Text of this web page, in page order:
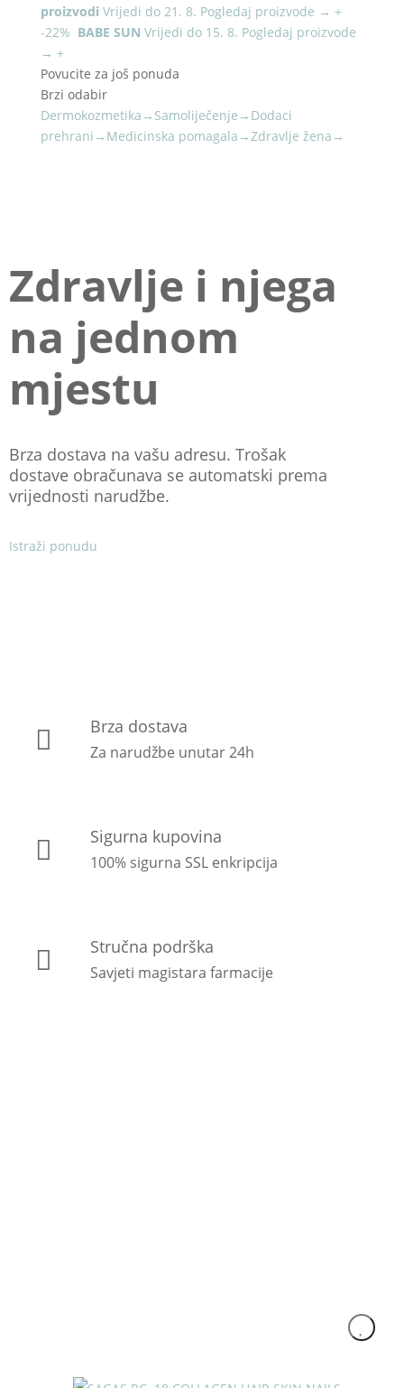
proizvodi Vrijedi do 21. 8. Pogledaj proizvode → +
-22% BABE SUN Vrijedi do 15. 8. Pogledaj proizvode
→ +
Povucite za još ponuda
Brzi odabir
Dermokozmetika → Samoliječenje → Dodaci
prehrani → Medicinska pomagala →Zdravlje žena →
Zdravlje i njega
na jednom
mjestu
Brza dostava na vašu adresu. Trošak
dostave obračunava se automatski prema
vrijednosti narudžbe.
Istraži ponudu
Brza dostava
Za narudžbe unutar 24h
Sigurna kupovina
100% sigurna SSL enkripcija
Stručna podrška
Savjeti magistara farmacije